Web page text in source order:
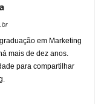
em Marketing
mais de dez anos.
para compartilhar